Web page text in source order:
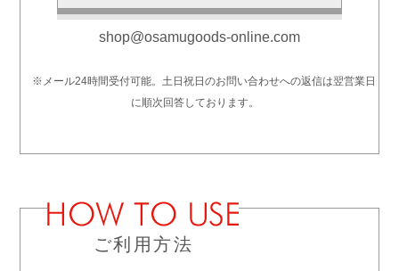
shop@osamugoods-online.com
※メール24時間受付可能。土日祝日のお問い合わせへの返信は翌営業日
に順次回答しております。
ご利用方法